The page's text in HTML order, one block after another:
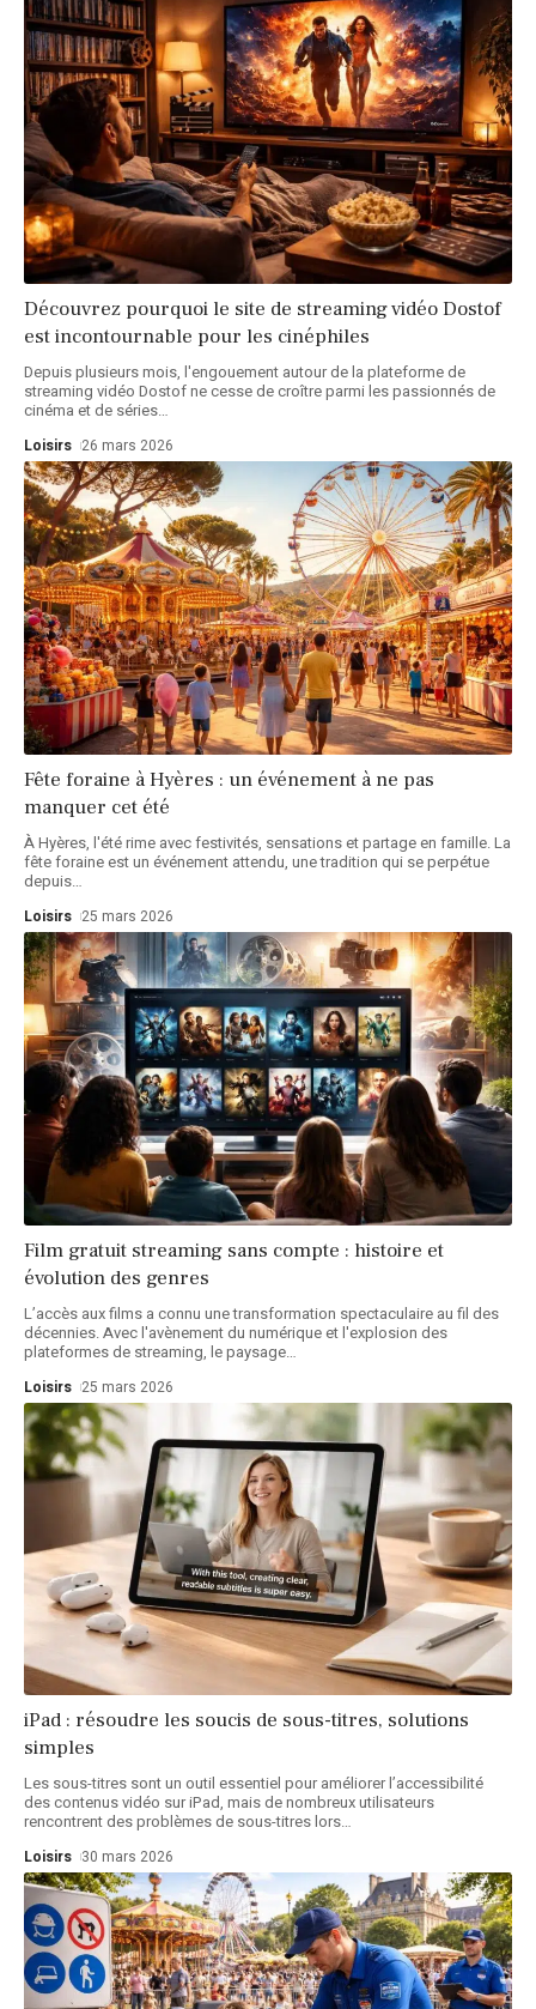
Découvrez pourquoi le site de streaming vidéo Dostof
est incontournable pour les cinéphiles
Depuis plusieurs mois, l'engouement autour de la plateforme de
streaming vidéo Dostof ne cesse de croître parmi les passionnés de
cinéma et de séries…
Loisirs 26 mars 2026
Fête foraine à Hyères : un événement à ne pas
manquer cet été
À Hyères, l'été rime avec festivités, sensations et partage en famille. La
fête foraine est un événement attendu, une tradition qui se perpétue
depuis…
Loisirs 25 mars 2026
Film gratuit streaming sans compte : histoire et
évolution des genres
L’accès aux films a connu une transformation spectaculaire au fil des
décennies. Avec l'avènement du numérique et l'explosion des
plateformes de streaming, le paysage…
Loisirs 25 mars 2026
iPad : résoudre les soucis de sous-titres, solutions
simples
Les sous-titres sont un outil essentiel pour améliorer l’accessibilité
des contenus vidéo sur iPad, mais de nombreux utilisateurs
rencontrent des problèmes de sous-titres lors…
Loisirs 30 mars 2026